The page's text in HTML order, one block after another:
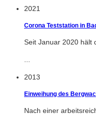
2021
Corona Teststation in
Seit Januar 2020 hält
2013
Einweihung des
Nach einer